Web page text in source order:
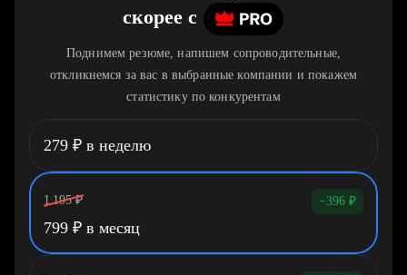
скорее c
Поднимем резюме, напишем сопроводительные,
откликнемся за вас в выбранные компании и покажем
статистику по конкурентам
279 ₽ в неделю
1 195 ₽ −396 ₽
799 ₽ в месяц